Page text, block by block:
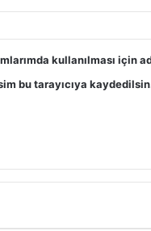
kullanılması için
bu tarayıcıya